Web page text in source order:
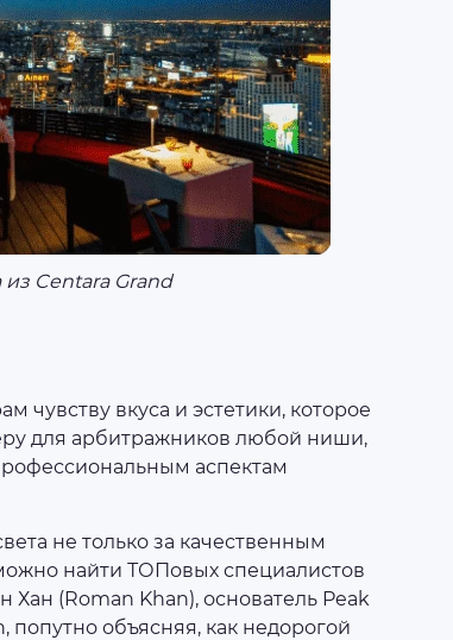
Centara Grand
чувству вкуса и эстетики, которое
для арбитражников любой ниши,
аспектам
не только за качественным
найти ТОПовых специалистов
(Roman Khan), основатель Peak
попутно объясняя, как недорогой